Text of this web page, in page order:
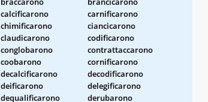
calcificarono
carnificarono
chimificarono
ciancicarono
claudicarono
codificarono
conglobarono
contrattaccarono
coobarono
cornificarono
decalcificarono
decodificarono
deificarono
delegificarono
dequalificarono
derubarono